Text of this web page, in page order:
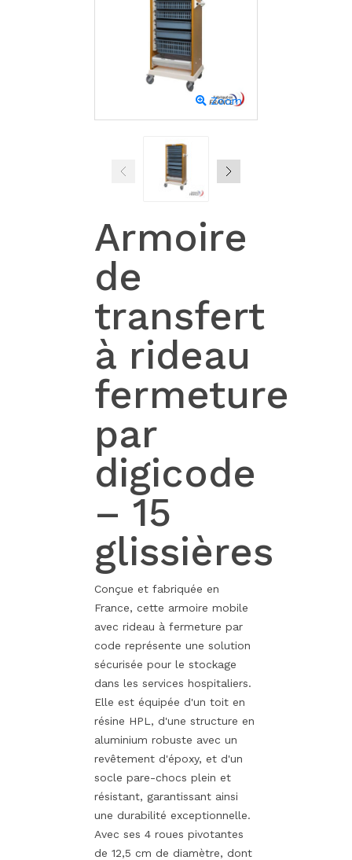
Zoom
Armoire
de
transfert
à rideau
fermeture
par
digicode
– 15
glissières
Conçue et fabriquée en
France, cette armoire mobile
avec rideau à fermeture par
code représente une solution
sécurisée pour le stockage
dans les services hospitaliers.
Elle est équipée d'un toit en
résine HPL, d'une structure en
aluminium robuste avec un
revêtement d'époxy, et d'un
socle pare-chocs plein et
résistant, garantissant ainsi
une durabilité exceptionnelle.
Avec ses 4 roues pivotantes
de 12,5 cm de diamètre, dont